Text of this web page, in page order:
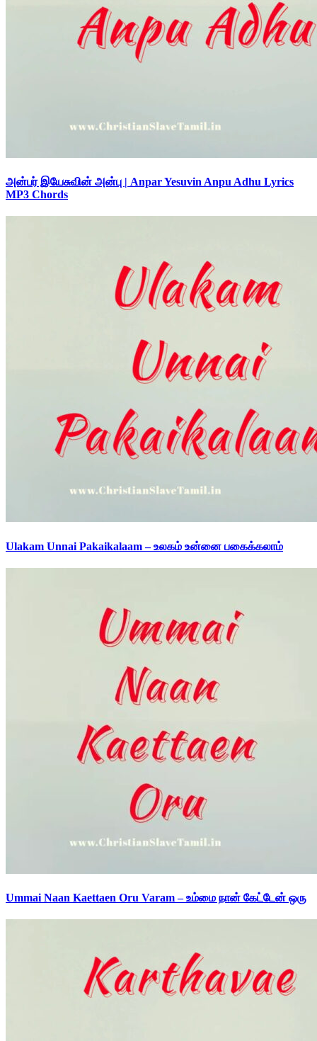
அன்பர் இயேசுவின் அன்பு | Anpar Yesuvin Anpu Adhu Lyrics
MP3 Chords
Ulakam Unnai Pakaikalaam – உலகம் உன்னை பகைக்கலாம்
Ummai Naan Kaettaen Oru Varam – உம்மை நான் கேட்டேன் ஒரு